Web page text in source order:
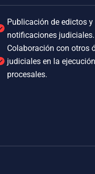
Publicación de edictos y
notificaciones judiciales.
Colaboración con otros
judiciales en la
procesales.